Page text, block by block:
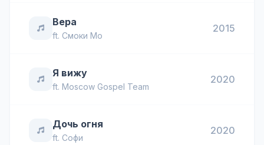
Вера
ft. Смоки Мо
2015
Я вижу
ft. Moscow Gospel Team
2020
Дочь огня
ft. Софи
2020